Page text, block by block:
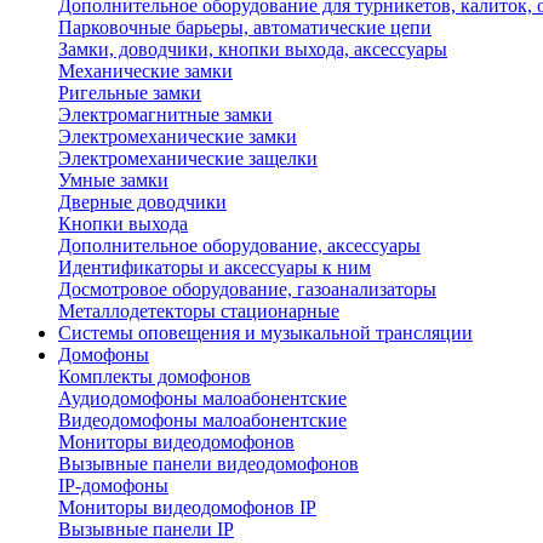
Дополнительное оборудование для турникетов, калиток,
Парковочные барьеры, автоматические цепи
Замки, доводчики, кнопки выхода, аксессуары
Механические замки
Ригельные замки
Электромагнитные замки
Электромеханические замки
Электромеханические защелки
Умные замки
Дверные доводчики
Кнопки выхода
Дополнительное оборудование, аксессуары
Идентификаторы и аксессуары к ним
Досмотровое оборудование, газоанализаторы
Металлодетекторы стационарные
Системы оповещения и музыкальной трансляции
Домофоны
Комплекты домофонов
Аудиодомофоны малоабонентские
Видеодомофоны малоабонентские
Мониторы видеодомофонов
Вызывные панели видеодомофонов
IP-домофоны
Мониторы видеодомофонов IP
Вызывные панели IP